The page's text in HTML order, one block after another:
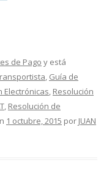
de Pago y está
, Guía de
Electrónicas, Resolución
, Resolución de
1 octubre, 2015 por JUAN